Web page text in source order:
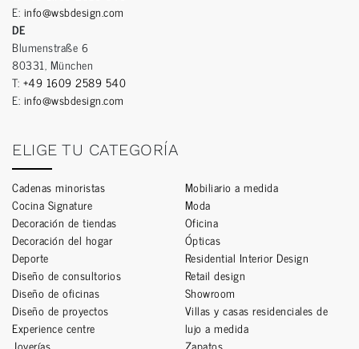
E: info@wsbdesign.com
DE
Blumenstraße 6
80331, München
T: +49 1609 2589 540
E: info@wsbdesign.com
ELIGE TU CATEGORÍA
Cadenas minoristas
Cocina Signature
Decoración de tiendas
Decoración del hogar
Deporte
Diseño de consultorios
Diseño de oficinas
Diseño de proyectos
Experience centre
Joyerías
Mobiliario a medida
Moda
Oficina
Ópticas
Residential Interior Design
Retail design
Showroom
Villas y casas residenciales de
lujo a medida
Zapatos